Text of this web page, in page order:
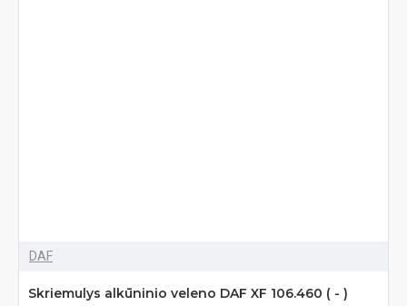
DAF
Skriemulys alkūninio veleno DAF XF 106.460 ( - )